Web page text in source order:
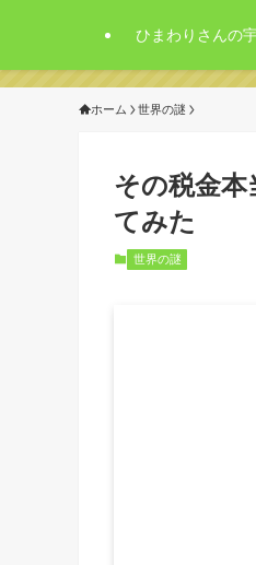
ひまわりさんの
ホーム 世界の謎
その税金本
てみた
世界の謎